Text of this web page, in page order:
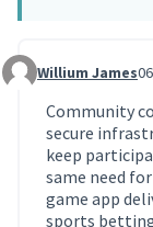
Commentaire 2371
Willium James
Community
secure
keep
same need
game app
sports